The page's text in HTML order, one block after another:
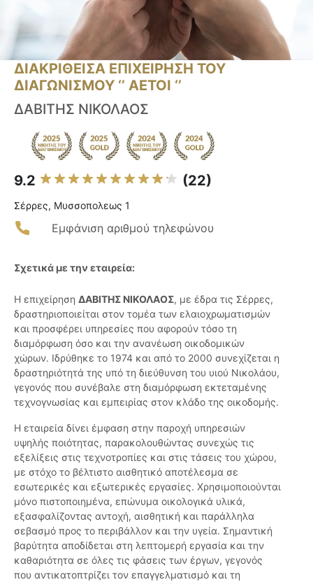
ΔΙΑΚΡΙΘΕΙΣΑ ΕΠΙΧΕΙΡΗΣΗ ΤΟΥ
ΔΙΑΓΩΝΙΣΜΟΥ ‘’ ΑΕΤΟΙ ‘’
ΔΑΒΙΤΗΣ ΝΙΚΟΛΑΟΣ
9.2 (22)
Σέρρες, Μυσσοπολεως 1
Εμφάνιση αριθμού τηλεφώνου
Σχετικά με την εταιρεία:
Η επιχείρηση ΔΑΒΙΤΗΣ ΝΙΚΟΛΑΟΣ, με έδρα τις Σέρρες,
δραστηριοποιείται στον τομέα των ελαιοχρωματισμών
και προσφέρει υπηρεσίες που αφορούν τόσο τη
διαμόρφωση όσο και την ανανέωση οικοδομικών
χώρων. Ιδρύθηκε το 1974 και από το 2000 συνεχίζεται η
δραστηριότητά της υπό τη διεύθυνση του υιού Νικολάου,
γεγονός που συνέβαλε στη διαμόρφωση εκτεταμένης
τεχνογνωσίας και εμπειρίας στον κλάδο της οικοδομής.
Η εταιρεία δίνει έμφαση στην παροχή υπηρεσιών
υψηλής ποιότητας, παρακολουθώντας συνεχώς τις
εξελίξεις στις τεχνοτροπίες και στις τάσεις του χώρου,
με στόχο το βέλτιστο αισθητικό αποτέλεσμα σε
εσωτερικές και εξωτερικές εργασίες. Χρησιμοποιούνται
μόνο πιστοποιημένα, επώνυμα οικολογικά υλικά,
εξασφαλίζοντας αντοχή, αισθητική και παράλληλα
σεβασμό προς το περιβάλλον και την υγεία. Σημαντική
βαρύτητα αποδίδεται στη λεπτομερή εργασία και την
καθαριότητα σε όλες τις φάσεις των έργων, γεγονός
που αντικατοπτρίζει τον επαγγελματισμό και τη